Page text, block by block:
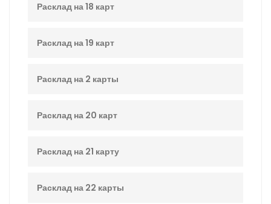
Расклад на 18 карт
Расклад на 19 карт
Расклад на 2 карты
Расклад на 20 карт
Расклад на 21 карту
Расклад на 22 карты